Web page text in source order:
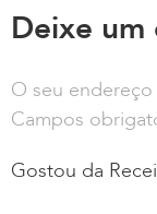
Deixe
O seu
Campos
Gostou da